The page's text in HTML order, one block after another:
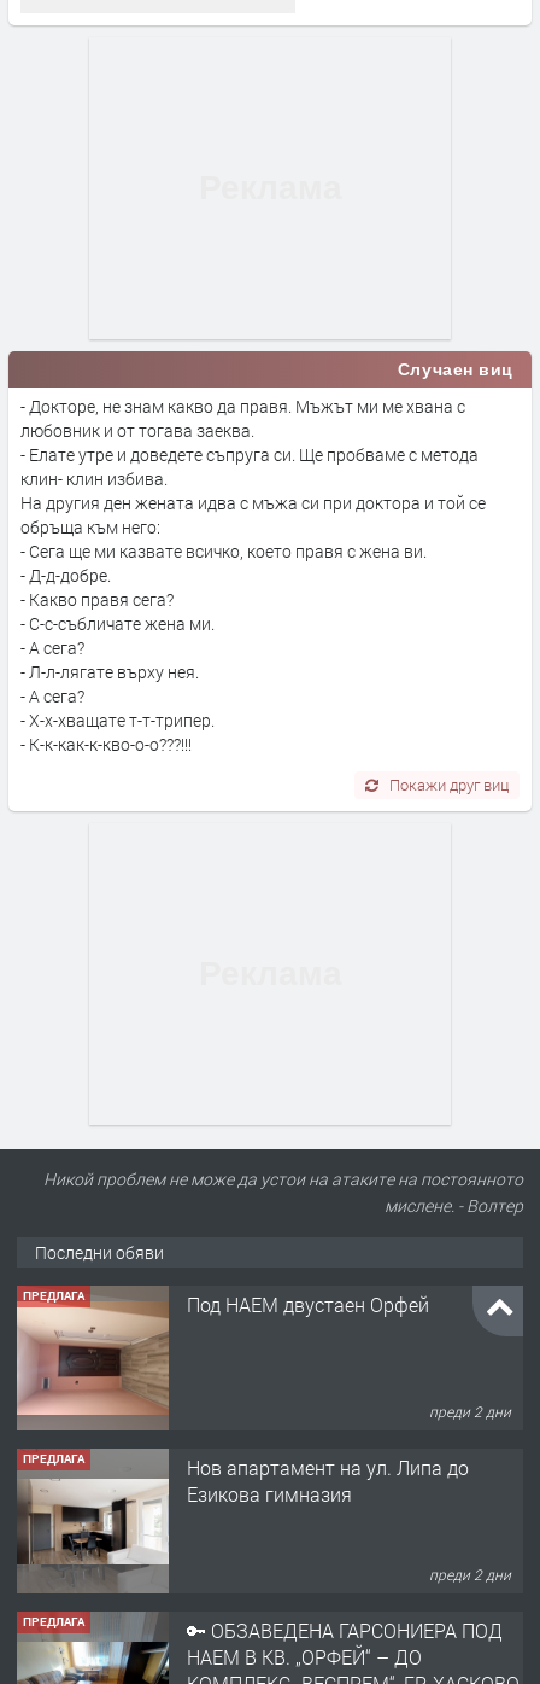
Случаен виц
- Докторе, не знам какво да правя. Мъжът ми ме хвана с
любовник и от тогава заеква.
- Елате утре и доведете съпруга си. Ще пробваме с метода
клин- клин избива.
На другия ден жената идва с мъжа си при доктора и той се
обръща към него:
- Сега ще ми казвате всичко, което правя с жена ви.
- Д-д-добре.
- Какво правя сега?
- С-с-събличате жена ми.
- А сега?
- Л-л-лягате върху нея.
- А сега?
- Х-х-хващате т-т-трипер.
- К-к-как-к-кво-о-о???!!!
Покажи друг виц
Никой проблем не може да устои на атаките на постоянното
мислене. - Волтер
Последни обяви
ПРЕДЛАГА
🔑 ОБЗАВЕДЕНА ГАРСОНИЕРА ПОД
ПРЕДЛАГА
НАПЪЛНО ОБЗАВЕДЕН И